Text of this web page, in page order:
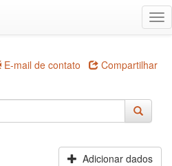
E-mail de contato Compartilhar
Adicionar dados